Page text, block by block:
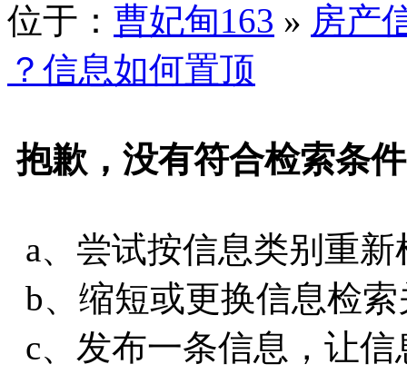
位于： 曹妃甸163 » 房产
？信息如何置顶
抱歉，没有符合检索条
a、尝试按信息类别重
b、缩短或更换信息检
c、发布一条信息，让